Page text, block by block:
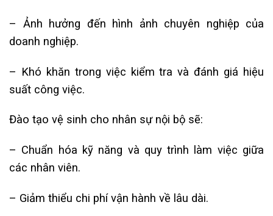
– Ảnh hưởng đến hình ảnh chuyên nghiệp của
doanh nghiệp.
– Khó khăn trong việc kiểm tra và đánh giá hiệu
suất công việc.
Đào tạo vệ sinh cho nhân sự nội bộ sẽ:
– Chuẩn hóa kỹ năng và quy trình làm việc giữa
các nhân viên.
– Giảm thiểu chi phí vận hành về lâu dài.